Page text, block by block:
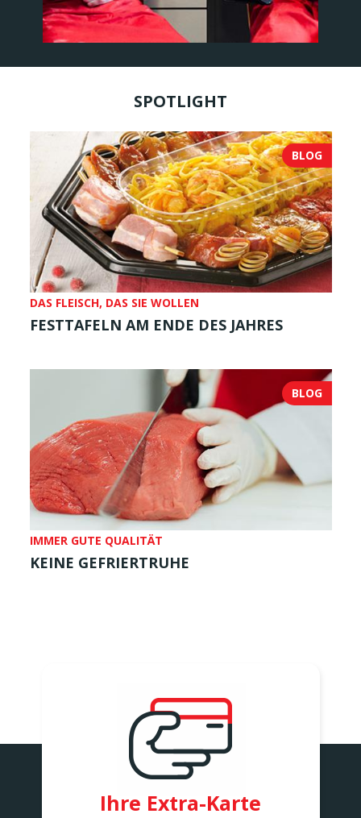
SPOTLIGHT
BLOG
DAS FLEISCH, DAS SIE WOLLEN
FESTTAFELN AM ENDE DES JAHRES
BLOG
IMMER GUTE QUALITÄT
KEINE GEFRIERTRUHE
Ihre Extra-Karte